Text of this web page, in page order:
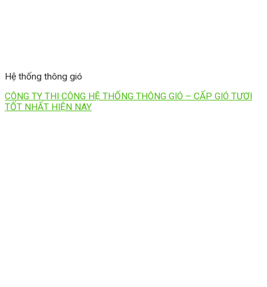
Hệ thống thông gió
CÔNG TY THI CÔNG HỆ THỐNG THÔNG GIÓ – CẤP GIÓ TƯƠI
TỐT NHẤT HIỆN NAY